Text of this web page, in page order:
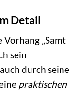
Detail
Vorhang „Samt
sein
durch seine
praktischen